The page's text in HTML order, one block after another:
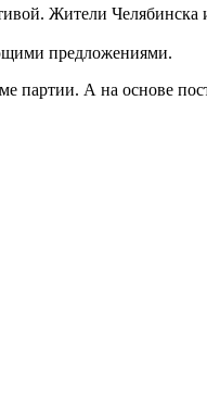
Жители
предложениями.
партии. А на основе